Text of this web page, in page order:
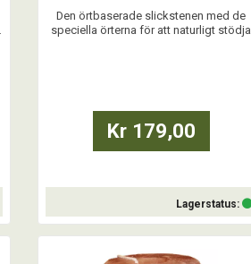
Den örtbaserade slickstenen med de
speciella örterna för att naturligt stödja
Kr 179,00
Lagerstatus:
Köp